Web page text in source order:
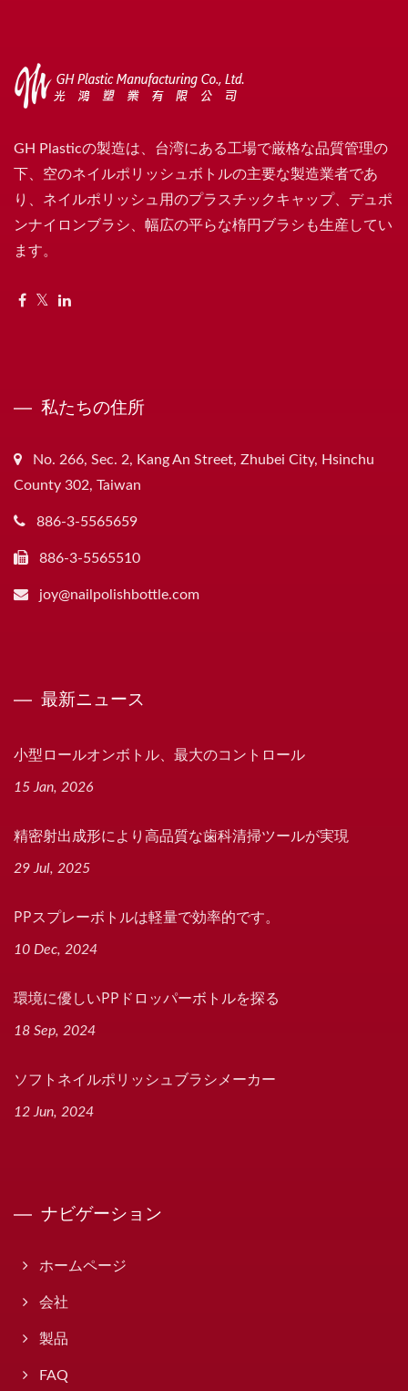
GH Plasticの製造は、台湾にある工場で厳格な品質管理の
下、空のネイルポリッシュボトルの主要な製造業者であ
り、ネイルポリッシュ用のプラスチックキャップ、デュポ
ンナイロンブラシ、幅広の平らな楕円ブラシも生産してい
ます。
私たちの住所
No. 266, Sec. 2, Kang An Street, Zhubei City, Hsinchu
County 302, Taiwan
886-3-5565659
886-3-5565510
joy@nailpolishbottle.com
最新ニュース
小型ロールオンボトル、最大のコントロール
15 Jan, 2026
精密射出成形により高品質な歯科清掃ツールが実現
29 Jul, 2025
PPスプレーボトルは軽量で効率的です。
10 Dec, 2024
環境に優しいPPドロッパーボトルを探る
18 Sep, 2024
ソフトネイルポリッシュブラシメーカー
12 Jun, 2024
ナビゲーション
ホームページ
会社
製品
FAQ